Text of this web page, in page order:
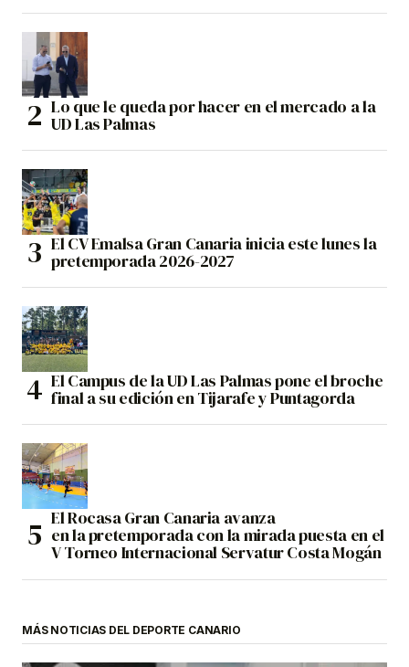
Lo que le queda por hacer en el mercado a la
UD Las Palmas
El CV Emalsa Gran Canaria inicia este lunes la
pretemporada 2026-2027
El Campus de la UD Las Palmas pone el broche
final a su edición en Tijarafe y Puntagorda
El Rocasa Gran Canaria avanza
en la pretemporada con la mirada puesta en el
V Torneo Internacional Servatur Costa Mogán
MÁS NOTICIAS DEL DEPORTE CANARIO